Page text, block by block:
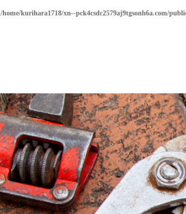
/home/kurihara1718/xn--pck4csdc2579aj9tgsonh6a.com/